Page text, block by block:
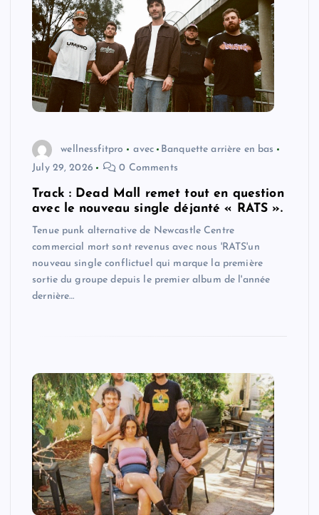
wellnessfitpro avec
Banquette arrière en bas
July 29, 2026
0 Comments
Track : Dead Mall remet tout en question
avec le nouveau single déjanté « RATS ».
Tenue punk alternative de Newcastle Centre
commercial mort sont revenus avec nous 'RATS'un
nouveau single conflictuel qui marque la première
sortie du groupe depuis le premier album de l'année
dernière…